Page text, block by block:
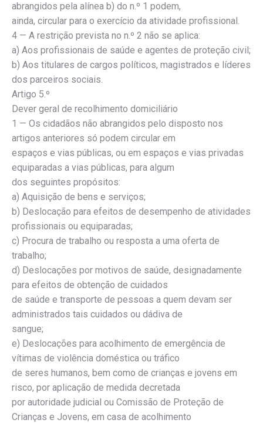
abrangidos pela alínea b) do n.º 1 podem,
ainda, circular para o exercício da atividade profissional.
4 — A restrição prevista no n.º 2 não se aplica:
a) Aos profissionais de saúde e agentes de proteção civil;
b) Aos titulares de cargos políticos, magistrados e líderes
dos parceiros sociais.
Artigo 5.º
Dever geral de recolhimento domiciliário
1 — Os cidadãos não abrangidos pelo disposto nos
artigos anteriores só podem circular em
espaços e vias públicas, ou em espaços e vias privadas
equiparadas a vias públicas, para algum
dos seguintes propósitos:
a) Aquisição de bens e serviços;
b) Deslocação para efeitos de desempenho de atividades
profissionais ou equiparadas;
c) Procura de trabalho ou resposta a uma oferta de
trabalho;
d) Deslocações por motivos de saúde, designadamente
para efeitos de obtenção de cuidados
de saúde e transporte de pessoas a quem devam ser
administrados tais cuidados ou dádiva de
sangue;
e) Deslocações para acolhimento de emergência de
vítimas de violência doméstica ou tráfico
de seres humanos, bem como de crianças e jovens em
risco, por aplicação de medida decretada
por autoridade judicial ou Comissão de Proteção de
Crianças e Jovens, em casa de acolhimento